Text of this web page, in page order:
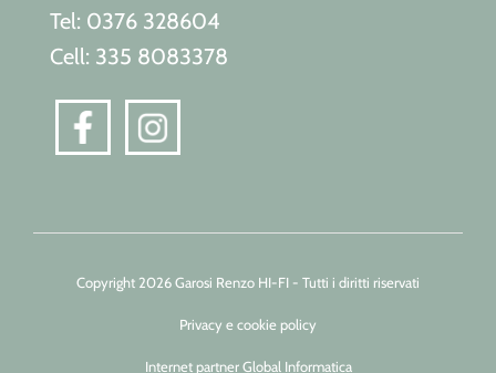
Tel: 0376 328604
Cell: 335 8083378
Copyright 2026 Garosi Renzo HI-FI - Tutti i diritti riservati
Privacy e cookie policy
Internet partner Global Informatica